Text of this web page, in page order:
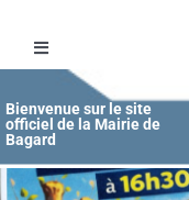
Toggle
Navigation
Accueil
MAIRIE
Bienvenue sur le site
officiel de la Mairie de
Bagard